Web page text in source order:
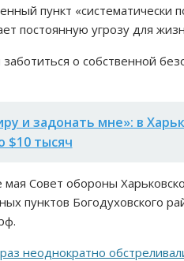
пункт «систематически
постоянную угрозу для
о собственной
и задонать мне»: в
$10 тысяч
мая Совет обороны
пунктов Богодуховского
неоднократно